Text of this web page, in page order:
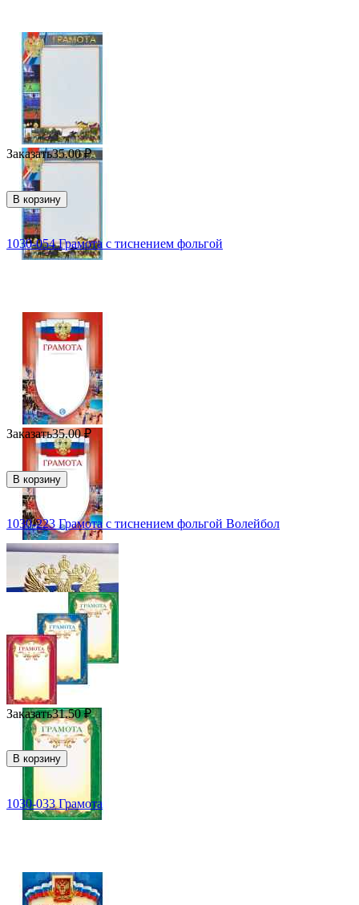
Заказать35.00 ₽
В корзину
1030-054 Грамота с тиснением фольгой
Заказать35.00 ₽
В корзину
1030-223 Грамота с тиснением фольгой Волейбол
Заказать31.50 ₽
В корзину
1030-033 Грамота